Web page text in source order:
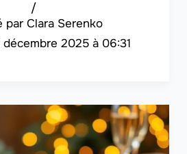
Clara Serenko
/
décembre 2025 à 06:31